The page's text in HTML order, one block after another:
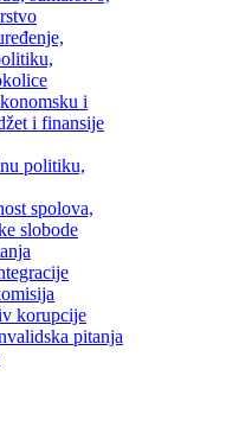
i
i finansije
politiku,
spolova,
slobode
korupcije
pitanja